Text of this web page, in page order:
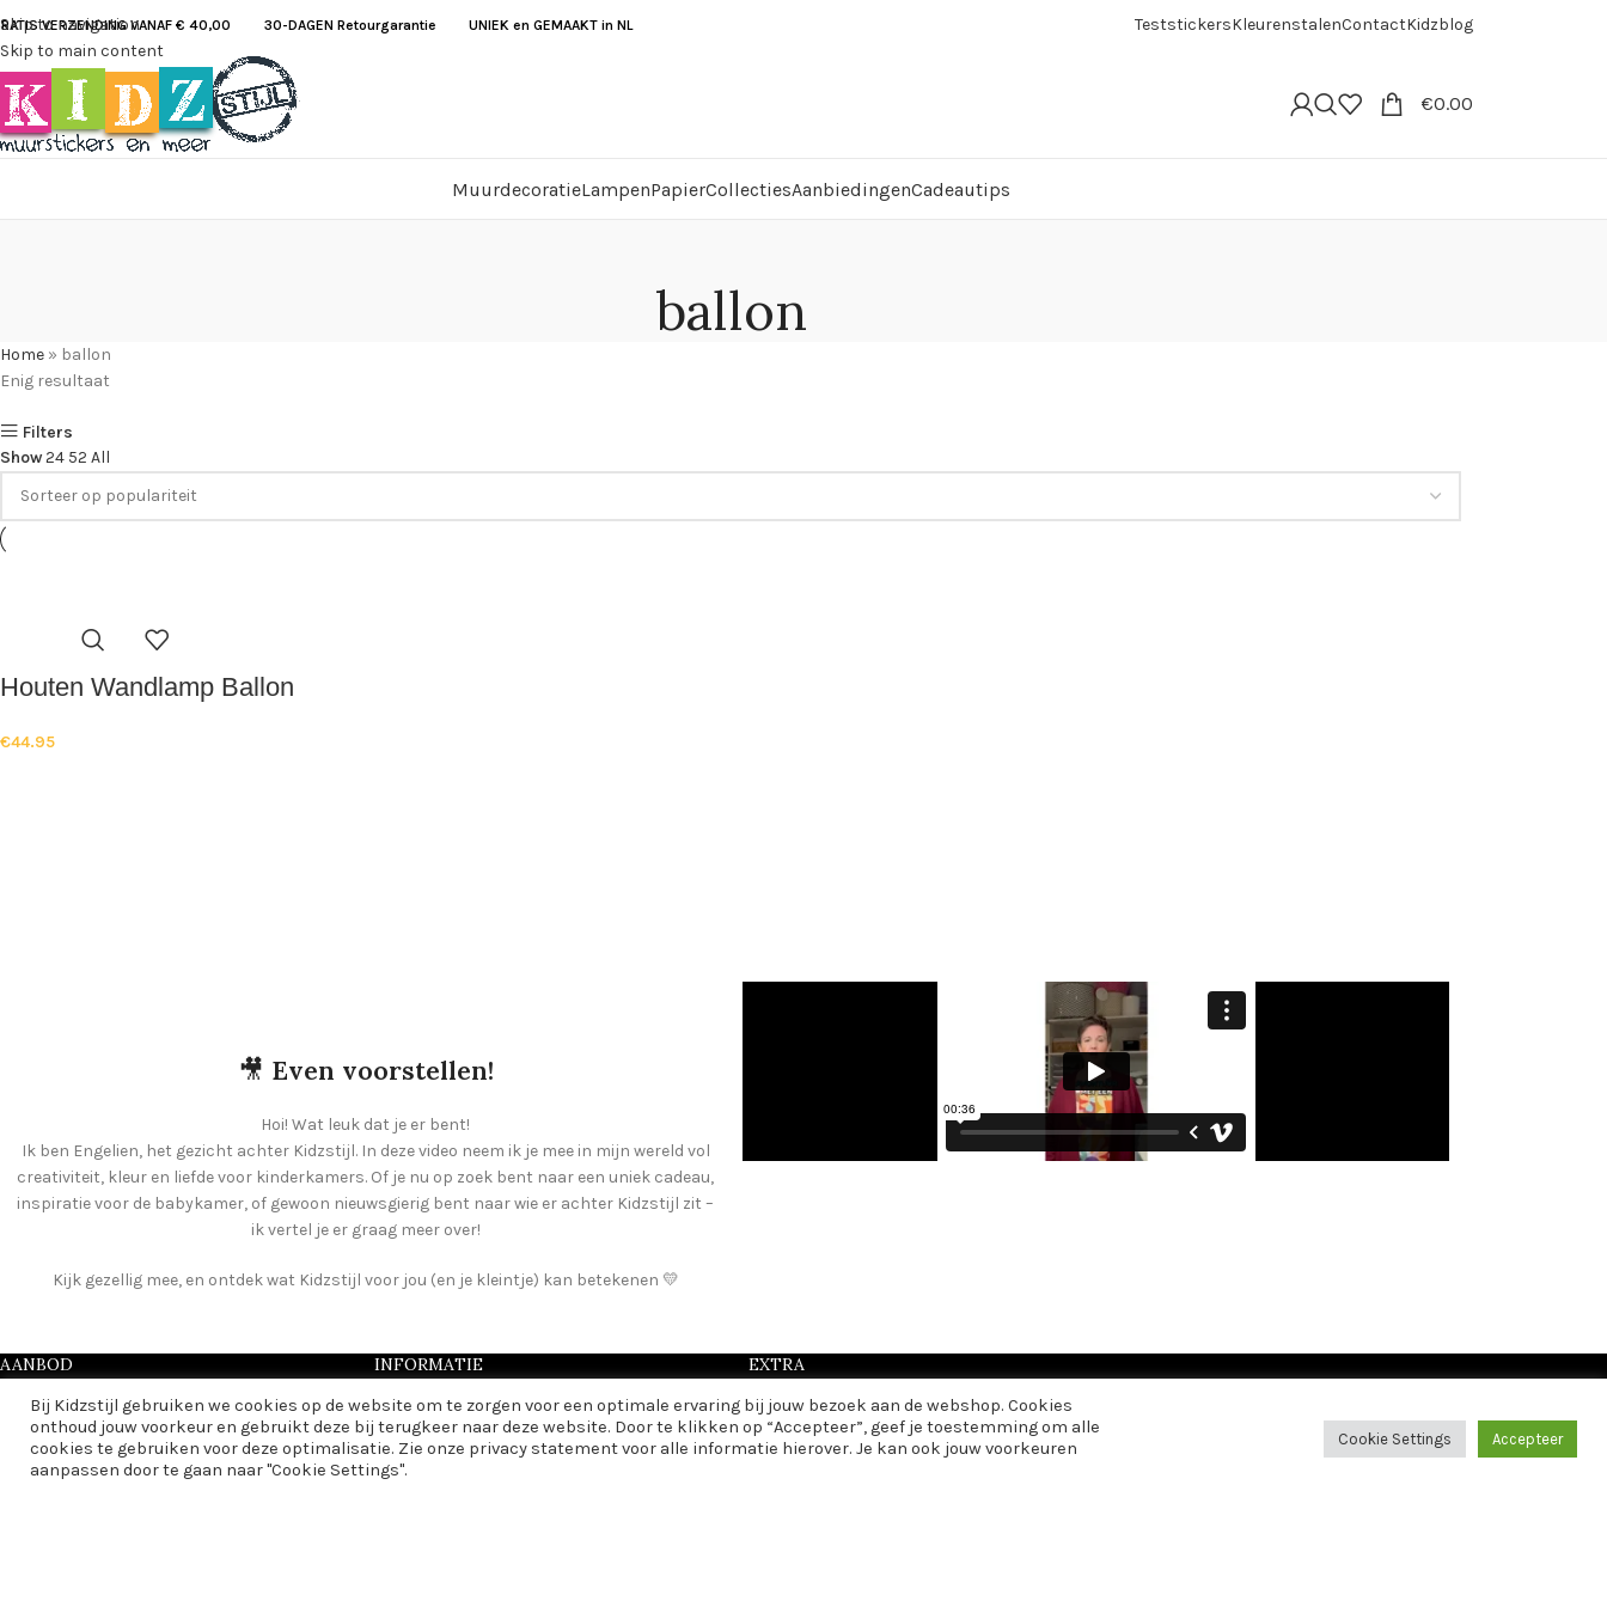
Skip to navigation
Skip to main content
VERZENDING VANAF € 40,00 30-DAGEN Retourgarantie UNIEK en GEMAAKT in NL TeststickersKleurenstalenContactKidzblog
€0.00
MuurdecoratieLampenPapierCollectiesAanbiedingenCadeautips
ballon
Home » ballon
Enig resultaat
Filters
Show24 52 All
Houten Wandlamp Ballon
€44.95
🎥 Even voorstellen!
Hoi! Wat leuk dat je er bent!
Ik ben Engelien, het gezicht achter Kidzstijl. In deze video neem ik je mee in mijn wereld vol
creativiteit, kleur en liefde voor kinderkamers. Of je nu op zoek bent naar een uniek cadeau,
inspiratie voor de babykamer, of gewoon nieuwsgierig bent naar wie er achter Kidzstijl zit –
ik vertel je er graag meer over!
Kijk gezellig mee, en ontdek wat Kidzstijl voor jou (en je kleintje) kan betekenen 💛
AANBOD
Muurdecoratie
Lampen
Textiel
INFORMATIE
Over Kidzstijl
Vacatures Kidzstijl
Algemene voorwaarden
EXTRA
Veelgestelde vragen
Kleurenstalen
Bij Kidzstijl gebruiken we cookies op de website om te zorgen voor een optimale ervaring bij jouw bezoek aan de webshop. Cookies
onthoud jouw voorkeur en gebruikt deze bij terugkeer naar deze website. Door te klikken op “Accepteer”, geef je toestemming om alle
cookies te gebruiken voor deze optimalisatie. Zie onze privacy statement voor alle informatie hierover. Je kan ook jouw voorkeuren
aanpassen door te gaan naar "Cookie Settings".
Cookie Settings Accepteer